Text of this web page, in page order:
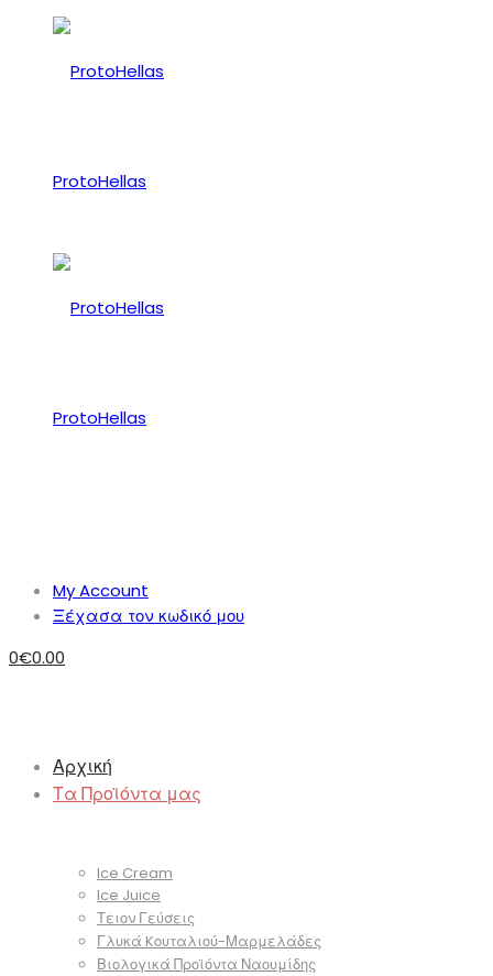
ProtoHellas
ProtoHellas
My Account
Ξέχασα τον κωδικό μου
0€0.00
Αρχική
Τα Προϊόντα μας
Ice Cream
Ice Juice
Τειον Γεύσεις
Γλυκά Kουταλιού-Μαρμελάδες
Βιολογικά Προϊόντα Ναουμίδης